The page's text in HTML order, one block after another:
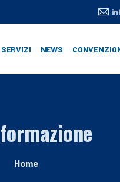
SERVIZI NEWS
formazione
Home